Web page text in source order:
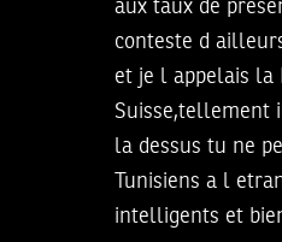
aux taux de
conteste d
et je l appelais la
Suisse,tellement
la dessus tu ne
Tunisiens a l
intelligents et